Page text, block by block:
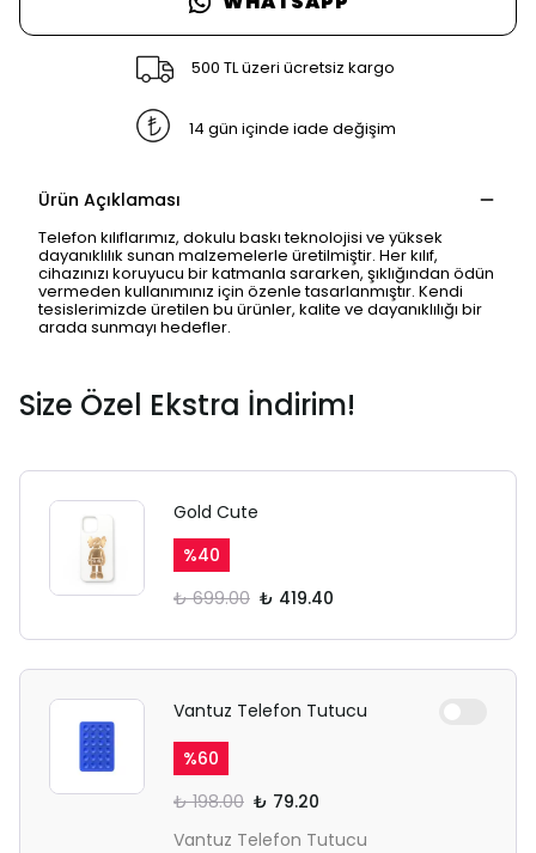
500 TL üzeri ücretsiz kargo
14 gün içinde iade değişim
Ürün Açıklaması
Telefon kılıflarımız, dokulu baskı teknolojisi ve yüksek
dayanıklılık sunan malzemelerle üretilmiştir. Her kılıf,
cihazınızı koruyucu bir katmanla sararken, şıklığından ödün
vermeden kullanımınız için özenle tasarlanmıştır. Kendi
tesislerimizde üretilen bu ürünler, kalite ve dayanıklılığı bir
arada sunmayı hedefler.
Size Özel Ekstra İndirim!
Gold Cute
%40
₺ 699.00 ₺ 419.40
Vantuz Telefon Tutucu
%60
₺ 198.00 ₺ 79.20
Vantuz Telefon Tutucu